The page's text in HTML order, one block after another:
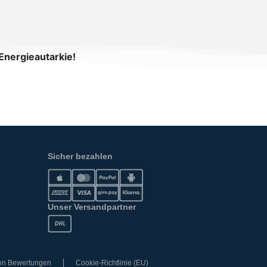
Sicher bezahlen
Unser Versandpartner
Bewertungen Cookie-Richtlinie (EU)